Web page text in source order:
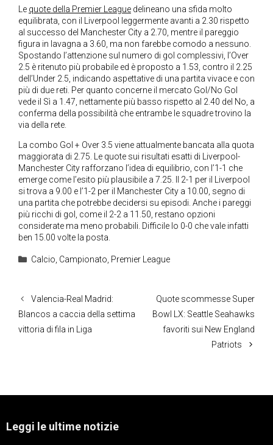
Le quote della Premier League delineano una sfida molto
equilibrata, con il Liverpool leggermente avanti a 2.30 rispetto
al successo del Manchester City a 2.70, mentre il pareggio
figura in lavagna a 3.60, ma non farebbe comodo a nessuno.
Spostando l’attenzione sul numero di gol complessivi, l’Over
2.5 è ritenuto più probabile ed è proposto a 1.53, contro il 2.25
dell’Under 2.5, indicando aspettative di una partita vivace e con
più di due reti. Per quanto concerne il mercato Gol/No Gol
vede il Sì a 1.47, nettamente più basso rispetto al 2.40 del No, a
conferma della possibilità che entrambe le squadre trovino la
via della rete.
La combo Gol + Over 3.5 viene attualmente bancata alla quota
maggiorata di 2.75. Le quote sui risultati esatti di Liverpool-
Manchester City rafforzano l’idea di equilibrio, con l’1-1 che
emerge come l’esito più plausibile a 7.25. Il 2-1 per il Liverpool
si trova a 9.00 e l’1-2 per il Manchester City a 10.00, segno di
una partita che potrebbe decidersi su episodi. Anche i pareggi
più ricchi di gol, come il 2-2 a 11.50, restano opzioni
considerate ma meno probabili. Difficile lo 0-0 che vale infatti
ben 15.00 volte la posta.
Categorie
Calcio, Campionato, Premier League
Valencia-Real Madrid:
Blancos a caccia della settima
vittoria di fila in Liga
Quote scommesse Super
Bowl LX: Seattle Seahawks
favoriti sui New England
Patriots
Leggi le ultime notizie